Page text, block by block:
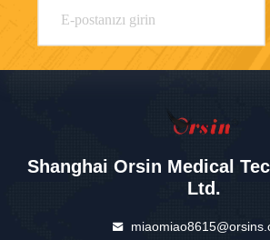
Shanghai Orsin Medical
Ltd.